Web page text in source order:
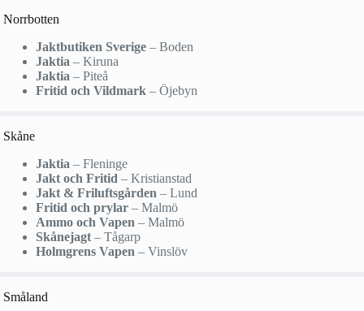
Norrbotten
Jaktbutiken Sverige – Boden
Jaktia – Kiruna
Jaktia – Piteå
Fritid och Vildmark – Öjebyn
Skåne
Jaktia – Fleninge
Jakt och Fritid – Kristianstad
Jakt & Friluftsgården – Lund
Fritid och prylar – Malmö
Ammo och Vapen – Malmö
Skånejagt – Tågarp
Holmgrens Vapen – Vinslöv
Småland